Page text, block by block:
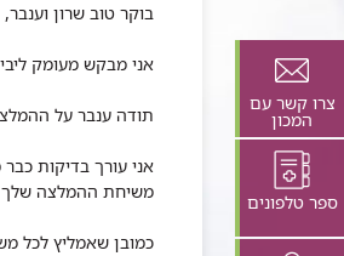
צרו קשר עם
המכון
ספר טלפונים
בוקר טוב שרון וענבר,
אני מבקש מעומק
תודה ענבר על
אני עורך בדיקות כבר מעל 30 שנים ולעולם לא זכיתי לחוויה מדהימה כפי
משיחת ההמלצה שלך
כמובן שאמליץ לכל